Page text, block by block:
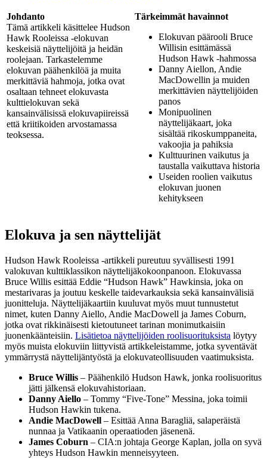
Johdanto
Tämä artikkeli käsittelee Hudson
Hawk Rooleissa -elokuvan
keskeisiä näyttelijöitä ja heidän
roolejaan. Tarkastelemme
elokuvan päähenkilöä ja muita
merkittäviä hahmoja, jotka ovat
osaltaan tehneet elokuvasta
kulttielokuvan sekä
kansainvälisissä elokuvapiireissä
että kriitikoiden arvostamassa
teoksessa.
Tärkeimmät havainnot
Elokuvan päärooli Bruce
Willisin esittämässä
Hudson Hawk -hahmossa
Danny Aiellon, Andie
MacDowellin ja muiden
merkittävien näyttelijöiden
panos
Monipuolinen
näyttelijäkaart, joka
sisältää rikoskumppaneita,
vakoojia ja pahiksia
Kulttuurinen vaikutus ja
taustalla vaikuttava historia
Useiden roolien vaikutus
elokuvan juonen
kehitykseen
Elokuva ja sen näyttelijät
Hudson Hawk Rooleissa -artikkeli pureutuu syvällisesti 1991
valokuvan kulttiklassikon näyttelijäkokoonpanoon. Elokuvassa
Bruce Willis esittää Eddie “Hudson Hawk” Hawkinsia, joka on
mestarivaras ja joutuu keskelle taidevarkauksia sekä kansainvälisiä
juonitteluja. Näyttelijäkaartiin kuuluvat myös muut tunnustetut
nimet, kuten Danny Aiello, Andie MacDowell ja James Coburn,
jotka ovat rikkinäisesti kietoutuneet tarinan monimutkaisiin
juonenkäänteisiin. Lisätietoa näyttelijöiden roolisuorituksista löytyy
myös muista elokuviin liittyvistä artikkeleistamme, jotka syventävät
ymmärrystä näyttelijäntyöstä ja elokuvateollisuuden vaatimuksista.
Bruce Willis – Päähenkilö Hudson Hawk, jonka roolisuoritus
jätti jälkensä elokuvahistoriaan.
Danny Aiello – Tommy “Five-Tone” Messina, joka toimii
Hudson Hawkin tukena.
Andie MacDowell – Esittää Anna Baragliä, salaperäistä
nunnaa ja Vatikaanin operaatioden jäsenenä.
James Coburn – CIA:n johtaja George Kaplan, jolla on syvä
yhteys Hudson Hawkin menneisyyteen.